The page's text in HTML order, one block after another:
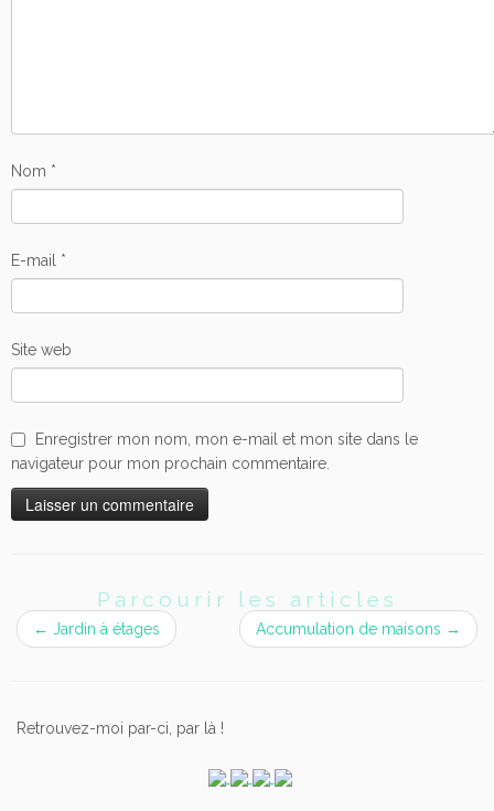
Nom *
E-mail *
Site web
Enregistrer mon nom, mon e-mail et mon site dans le
navigateur pour mon prochain commentaire.
Parcourir les articles
← Jardin à étages Accumulation de maisons →
Retrouvez-moi par-ci, par là !